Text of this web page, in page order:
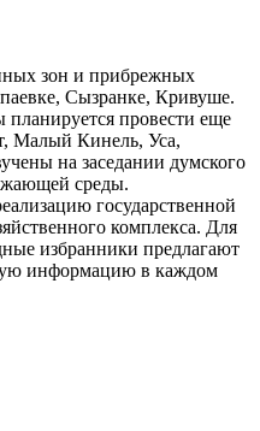
зон и прибрежных
Сызранке, Кривуше.
провести еще
Малый Кинель, Уса,
на заседании думского
среды.
государственной
комплекса. Для
избранники предлагают
информацию в каждом